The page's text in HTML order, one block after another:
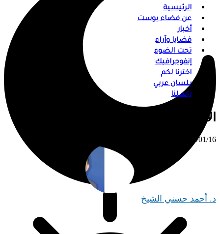
الرئيسية
عن فضاء بوست
أخبار
قضايا وآراء
تحت الضوء
إنفوجرافيك
اخترنا لكم
بلسان عربي
راسلنا
الأدب الجاهلي: أساسٌ متينٌ للغة حيّة
⠀ 2025/01/16
د. أحمد حسني الشيخ